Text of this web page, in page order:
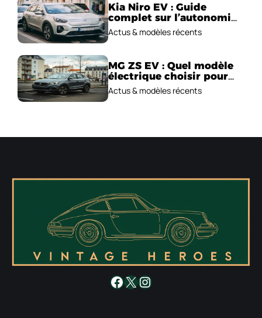
Kia Niro EV : Guide
complet sur l’autonomie
et le prix !
Actus & modèles récents
MG ZS EV : Quel modèle
électrique choisir pour
2026 ?
Actus & modèles récents
Facebook
X Instagram